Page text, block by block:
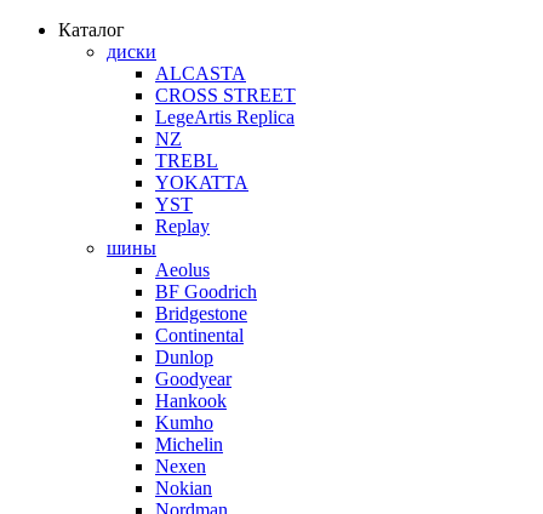
Каталог
диски
ALCASTA
CROSS STREET
LegeArtis Replica
NZ
TREBL
YOKATTA
YST
Replay
шины
Aeolus
BF Goodrich
Bridgestone
Continental
Dunlop
Goodyear
Hankook
Kumho
Michelin
Nexen
Nokian
Nordman